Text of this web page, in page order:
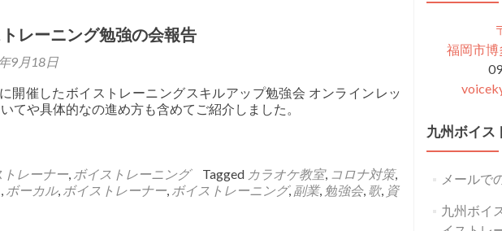
レーニング勉強の会報告
9月18日
開催したボイストレーニングスキルアップ勉強会 オンラインレッ
てや具体的なの進め方も含めてご紹介しました。
トレーナー, ボイストレーニング Tagged カラオケ教室, コロナ対策,
, ボーカル, ボイストレーナー, ボイストレーニング, 副業, 勉強会, 歌, 資
福岡市
九州ボイス
メールで
九州ボイ